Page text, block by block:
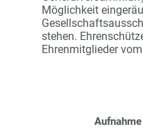
Möglichkeit
stehen.
Ehrenmitglieder